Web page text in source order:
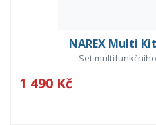
NAREX Multi Kit
Set
1 490 Kč